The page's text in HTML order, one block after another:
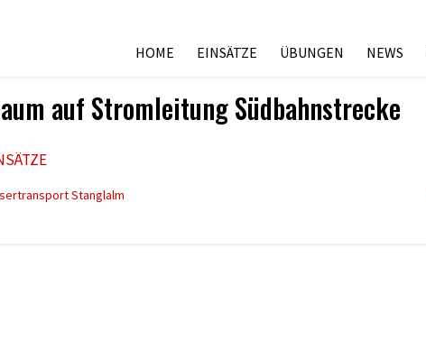
HOME EINSÄTZE ÜBUNGEN NEWS
auf Stromleitung Südbahnstrecke
Stanglalm